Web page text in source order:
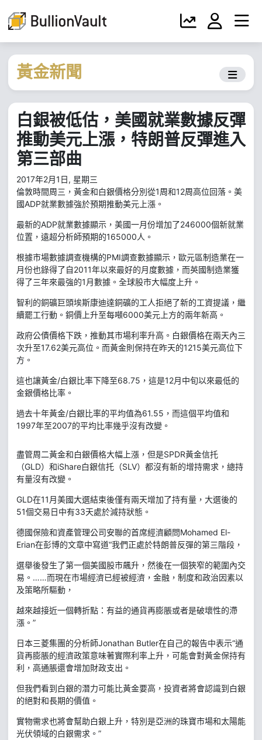
黃金新聞
白銀被低估，美國就業數據反彈
推動美元上漲，特朗普反彈進入
第三部曲
2017年2月1日, 星期三
倫敦時間周三，黃金和白銀價格分別從1周和12周高位回落。美
國ADP就業數據強於預期推動美元上漲。
最新的ADP就業數據顯示，美國一月份增加了246000個新就業
位置，遠超分析師預期的165000人。
根據市場數據調查機構的PMI調查數據顯示，歐元區制造業在一
月份也錄得了自2011年以來最好的月度數據，而英國制造業獲
得了三年來最強的1月數據。全球股市大幅度上升。
智利的銅礦巨頭埃斯康迪達銅礦的工人拒絕了新的工資提議，繼
續罷工行動。銅價上升至每噸6000美元上方的兩年新高。
政府公債價格下跌，推動其市場利率升高。白銀價格在兩天內三
次升至17.62美元高位。而黃金則保持在昨天的1215美元高位下
方。
這也讓黃金/白銀比率下降至68.75，這是12月中旬以來最低的
金銀價格比率。
過去十年黃金/白銀比率的平均值為61.55，而這個平均值和
1997年至2007的平均比率幾乎沒有改變。
盡管周二黃金和白銀價格大幅上漲，但是SPDR黃金信托
（GLD）和iShare白銀信托（SLV）都沒有新的增持需求，總持
有量沒有改變。
GLD在11月美國大選結束後僅有兩天增加了持有量，大選後的
51個交易日中有33天處於減持狀態。
德國保險和資產管理公司安聯的首席經濟顧問Mohamed El-
Erian在彭博的文章中寫道“我們正處於特朗普反彈的第三階段，
選舉後發生了第一個美國股市飆升，然後在一個狹窄的範圍內交
易。……而現在市場經濟已經被經濟，金融，制度和政治因素以
及策略所驅動，
越來越接近一個轉折點：有益的通貨再膨脹或者是破壞性的滯
漲。”
日本三菱集團的分析師Jonathan Butler在自己的報告中表示“通
貨再膨脹的經濟政策意味著實際利率上升，可能會對黃金保持有
利，高通脹還會增加財政支出。
但我們看到白銀的潛力可能比黃金要高，投資者將會認識到白銀
的絕對和長期的價值。
實物需求也將會幫助白銀上升，特別是亞洲的珠寶市場和太陽能
光伏領域的白銀需求。”